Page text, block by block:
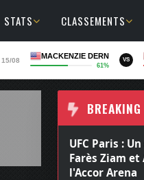
STATS CLASSEMENTS
15/08
MACKENZIE DERN
61%
VS
BREAKING
UFC Paris :
Farès Ziam
l'Accor Arena